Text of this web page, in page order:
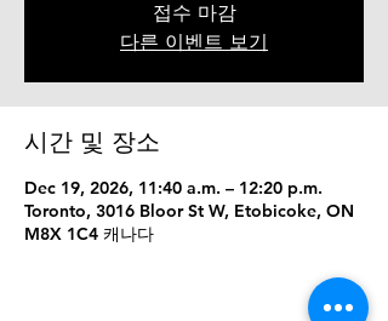
접수 마감
다른 이벤트 보기
시간 및 장소
Dec 19, 2026, 11:40 a.m. – 12:20 p.m.
Toronto, 3016 Bloor St W, Etobicoke, ON
M8X 1C4 캐나다